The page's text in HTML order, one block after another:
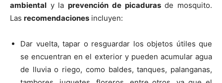
ambiental y laprevención de picadurasde mosquito.
Las recomendaciones incluyen:
Dar vuelta, tapar o resguardar los objetos útiles que
se encuentran en el exterior y pueden acumular agua
de lluvia o riego, como baldes, tanques, palanganas,